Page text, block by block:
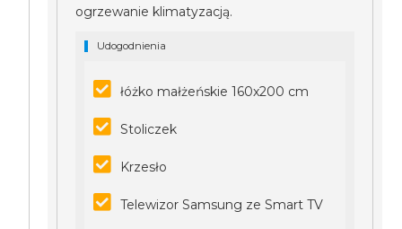
ogrzewanie klimatyzacją.
Udogodnienia
łóżko małżeńskie 160x200 cm
Stoliczek
Krzesło
Telewizor Samsung ze Smart TV